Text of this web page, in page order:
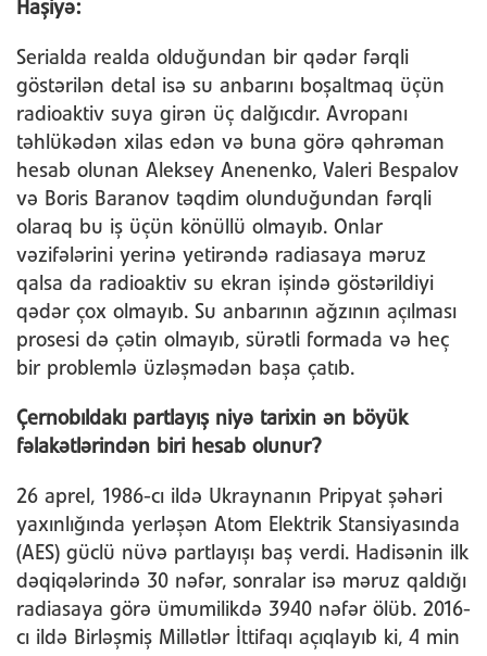
Haşiyə:
Serialda realda olduğundan bir qədər fərqli
göstərilən detal isə su anbarını boşaltmaq üçün
radioaktiv suya girən üç dalğıcdır. Avropanı
təhlükədən xilas edən və buna görə qəhrəman
hesab olunan Aleksey Anenenko, Valeri Bespalov
və Boris Baranov təqdim olunduğundan fərqli
olaraq bu iş üçün könüllü olmayıb. Onlar
vəzifələrini yerinə yetirəndə radiasaya məruz
qalsa da radioaktiv su ekran işində göstərildiyi
qədər çox olmayıb. Su anbarının ağzının açılması
prosesi də çətin olmayıb, sürətli formada və heç
bir problemlə üzləşmədən başa çatıb.
Çernobıldakı partlayış niyə tarixin ən böyük
fəlakətlərindən biri hesab olunur?
26 aprel, 1986-cı ildə Ukraynanın Pripyat şəhəri
yaxınlığında yerləşən Atom Elektrik Stansiyasında
(AES) güclü nüvə partlayışı baş verdi. Hadisənin ilk
dəqiqələrində 30 nəfər, sonralar isə məruz qaldığı
radiasaya görə ümumilikdə 3940 nəfər ölüb. 2016-
cı ildə Birləşmiş Millətlər İttifaqı açıqlayıb ki, 4 min